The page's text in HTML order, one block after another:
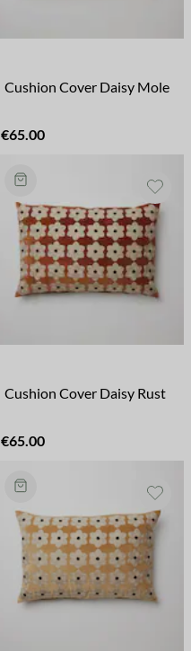
Cushion Cover Daisy Mole
€65.00
Cushion Cover Daisy Rust
€65.00